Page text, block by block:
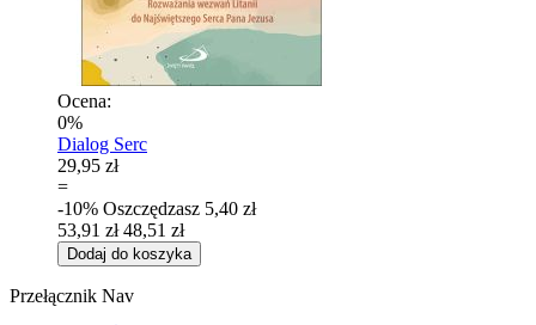
Ocena:
0%
Dialog Serc
29,95 zł
=
-10% Oszczędzasz 5,40 zł
53,91 zł 48,51 zł
Dodaj do koszyka
Przełącznik Nav